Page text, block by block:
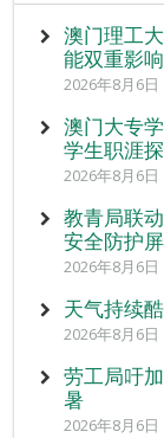
澳门理工
能双重影
2026年8月6日
澳门大专
学生职涯
2026年8月6日
教青局联
安全防护
2026年8月6日
天气持续
2026年8月6日
劳工局吁
暑
2026年8月6日